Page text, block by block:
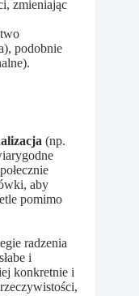
zmieniając
podobnie
(np.
aby
pomimo
radzenia
i
konkretnie i